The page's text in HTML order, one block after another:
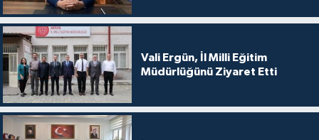
Vali Ergün, İl Milli Eğitim
Müdürlüğünü Ziyaret Etti